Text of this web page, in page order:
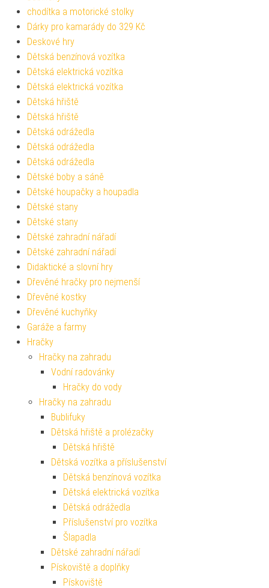
chodítka a motorické stolky
Dárky pro kamarády do 329 Kč
Deskové hry
Dětská benzínová vozítka
Dětská elektrická vozítka
Dětská elektrická vozítka
Dětská hřiště
Dětská hřiště
Dětská odrážedla
Dětská odrážedla
Dětská odrážedla
Dětské boby a sáně
Dětské houpačky a houpadla
Dětské stany
Dětské stany
Dětské zahradní nářadí
Dětské zahradní nářadí
Didaktické a slovní hry
Dřevěné hračky pro nejmenší
Dřevěné kostky
Dřevěné kuchyňky
Garáže a farmy
Hračky
Hračky na zahradu
Vodní radovánky
Hračky do vody
Hračky na zahradu
Bublifuky
Dětská hřiště a prolézačky
Dětská hřiště
Dětská vozítka a příslušenství
Dětská benzínová vozítka
Dětská elektrická vozítka
Dětská odrážedla
Příslušenství pro vozítka
Šlapadla
Dětské zahradní nářadí
Pískoviště a doplňky
Pískoviště